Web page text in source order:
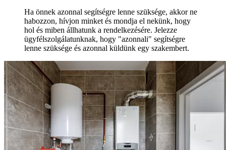
Ha önnek azonnal segítségre lenne szüksége, akkor ne
habozzon, hívjon minket és mondja el nekünk, hogy
hol és miben állhatunk a rendelkezésére. Jelezze
ügyfélszolgálatunknak, hogy "azonnali" segítségre
lenne szüksége és azonnal küldünk egy szakembert.